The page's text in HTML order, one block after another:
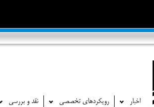
اخبار رویکردهای تخصصی نقد و بررسی